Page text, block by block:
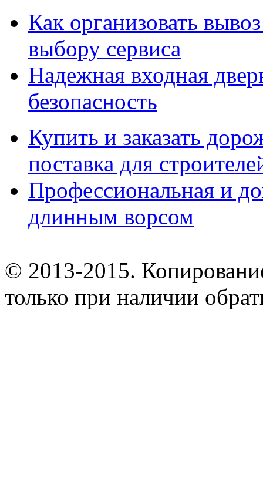
Как организовать
выбору сервиса
Надежная входная
безопасность
Купить и заказать
поставка для
Профессиональная и
длинным ворсом
© 2013-2015.
только при наличии